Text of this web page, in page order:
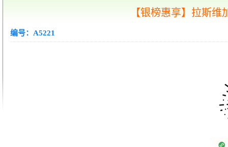
【银榜惠享】拉斯
编号：A5221